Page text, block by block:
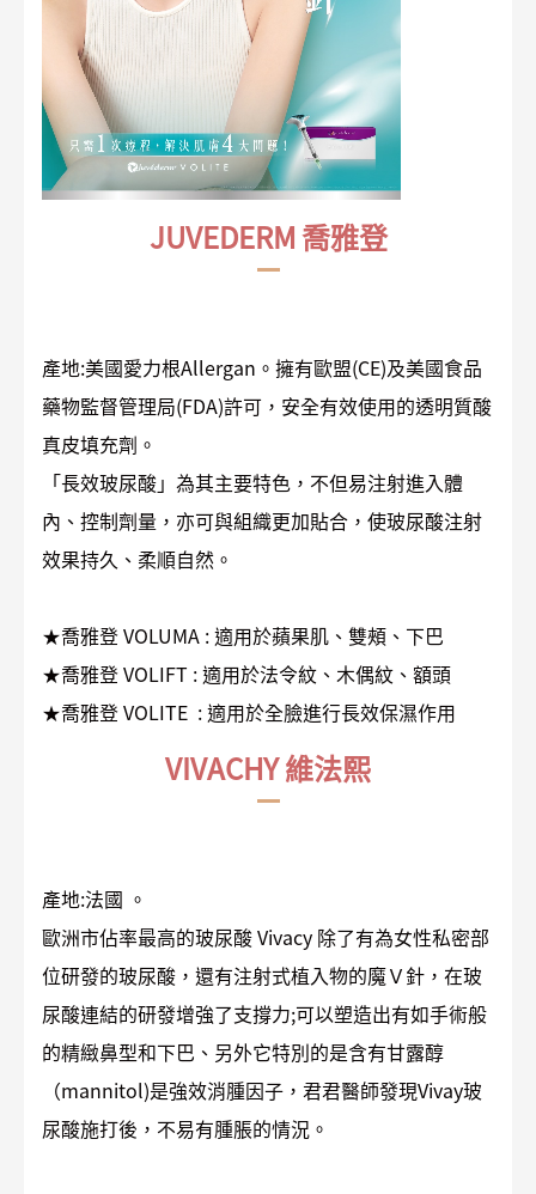
JUVEDERM 喬雅登
產地:美國愛力根Allergan。擁有歐盟(CE)及美國食品
藥物監督管理局(FDA)許可，安全有效使用的透明質酸
真皮填充劑。
「長效玻尿酸」為其主要特色，不但易注射進入體
內、控制劑量，亦可與組織更加貼合，使玻尿酸注射
效果持久、柔順自然。
★喬雅登 VOLUMA : 適用於蘋果肌、雙頰、下巴
★喬雅登 VOLIFT : 適用於法令紋、木偶紋、額頭
★喬雅登 VOLITE : 適用於全臉進行長效保濕作用
VIVACHY 維法熙
產地:法國 。
歐洲市佔率最高的玻尿酸 Vivacy 除了有為女性私密部
位研發的玻尿酸，還有注射式植入物的魔Ｖ針，在玻
尿酸連結的研發增強了支撐力;可以塑造出有如手術般
的精緻鼻型和下巴、另外它特別的是含有甘露醇
（mannitol)是強效消腫因子，君君醫師發現Vivay玻
尿酸施打後，不易有腫脹的情況。